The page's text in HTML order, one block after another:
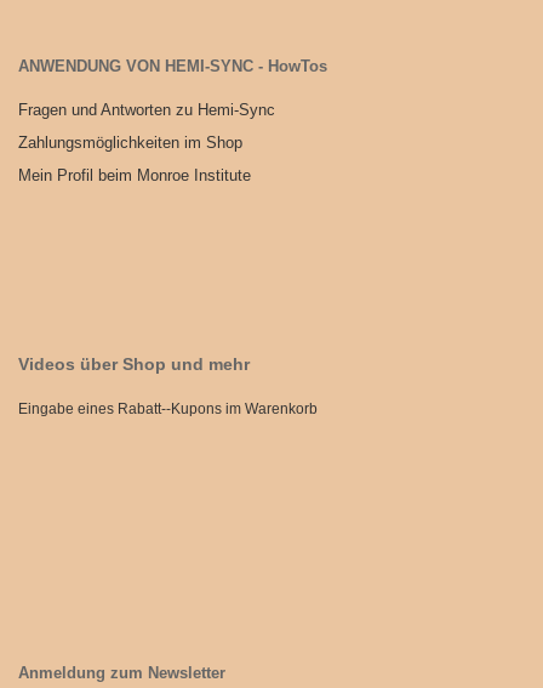
ANWENDUNG VON HEMI-SYNC - HowTos
Fragen und Antworten zu Hemi-Sync
Zahlungsmöglichkeiten im Shop
Mein Profil beim Monroe Institute
Videos über Shop und mehr
Eingabe eines Rabatt--Kupons im Warenkorb
Anmeldung zum Newsletter